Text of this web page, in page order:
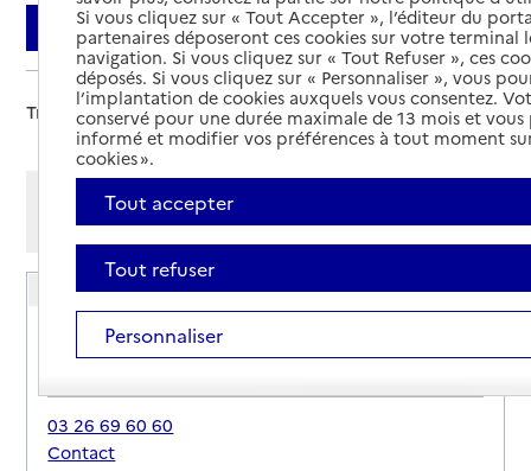
Filtrer
Trier par :
Afficher les résultats par:
Mode liste
Mode carte
EHPAD La Venise Champenoise
Adresse
51 rue du Commandant Derrien
51000-Châlons-en-Champagne
03 26 69 60 60
Contact
Si vous cliquez sur « Tout Accepter », l’éditeur du
partenaires déposeront ces cookies sur votre terminal
navigation. Si vous cliquez sur « Tout Refuser », ces
déposés. Si vous cliquez sur « Personnaliser », vous
l’implantation de cookies auxquels vous consentez.
conservé pour une durée maximale de 13 mois et
informé et modifier vos préférences à tout moment
cookies ».
Tout accepter
Tout refuser
Personnaliser